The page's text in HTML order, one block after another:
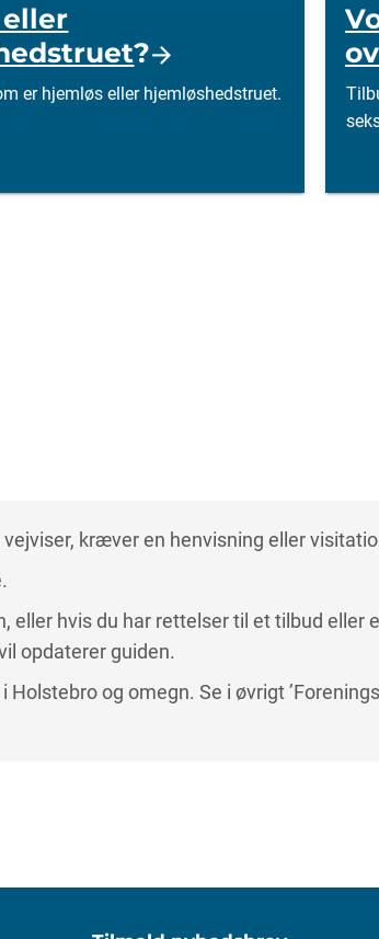
?
er hjemløs eller hjemløshedstruet.
kræver en henvisning eller
hvis du har rettelser til et tilbud eller
opdaterer guiden.
og omegn. Se i øvrigt